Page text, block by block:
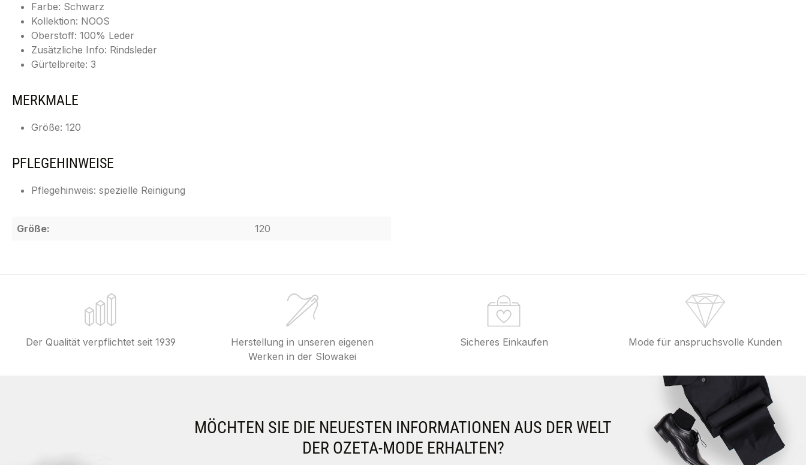
Farbe: Schwarz
Kollektion: NOOS
Oberstoff: 100% Leder
Zusätzliche Info: Rindsleder
Gürtelbreite: 3
MERKMALE
Größe: 120
PFLEGEHINWEISE
Pflegehinweis: spezielle Reinigung
Größe: 120
Der Qualität verpflichtet seit 1939
Herstellung in unseren eigenen
Werken in der Slowakei
Sicheres Einkaufen Mode für anspruchsvolle Kunden
MÖCHTEN SIE DIE NEUESTEN INFORMATIONEN AUS DER WELT
DER OZETA-MODE ERHALTEN?